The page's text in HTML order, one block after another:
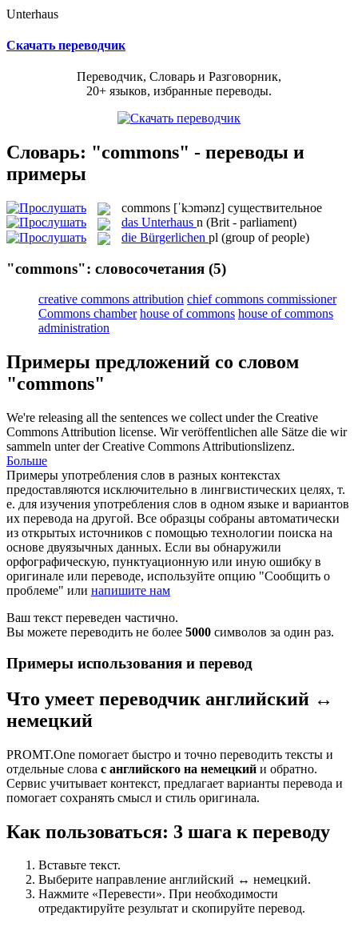
Unterhaus
Скачать переводчик
Переводчик, Словарь и Разговорник,
20+ языков, избранные переводы.
Словарь: "commons" - переводы и
примеры
commons [ˈkɔmənz] существительное
das Unterhaus n (Brit - parliament)
die Bürgerlichen pl (group of people)
"commons": словосочетания (5)
creative commons attribution chief commons commissioner
Commons chamber house of commons house of commons
administration
Примеры предложений со словом
"commons"
We're releasing all the sentences we collect under the Creative
Commons Attribution license. Wir veröffentlichen alle Sätze die wir
sammeln unter der Creative Commons Attributionslizenz.
Больше
Примеры употребления слов в разных контекстах
предоставляются исключительно в лингвистических целях, т.
е. для изучения употребления слов в одном языке и вариантов
их перевода на другой. Все образцы собраны автоматически
из открытых источников с помощью технологии поиска на
основе двуязычных данных. Если вы обнаружили
орфографическую, пунктуационную или иную ошибку в
оригинале или переводе, используйте опцию "Сообщить о
проблеме" или напишите нам
Ваш текст переведен частично.
Вы можете переводить не более 5000 символов за один раз.
Примеры использования и перевод
Что умеет переводчик английский ↔
немецкий
PROMT.One помогает быстро и точно переводить тексты и
отдельные слова с английского на немецкий и обратно.
Сервис учитывает контекст, предлагает варианты перевода и
помогает сохранять смысл и стиль оригинала.
Как пользоваться: 3 шага к переводу
Вставьте текст.
Выберите направление английский ↔ немецкий.
Нажмите «Перевести». При необходимости
отредактируйте результат и скопируйте перевод.